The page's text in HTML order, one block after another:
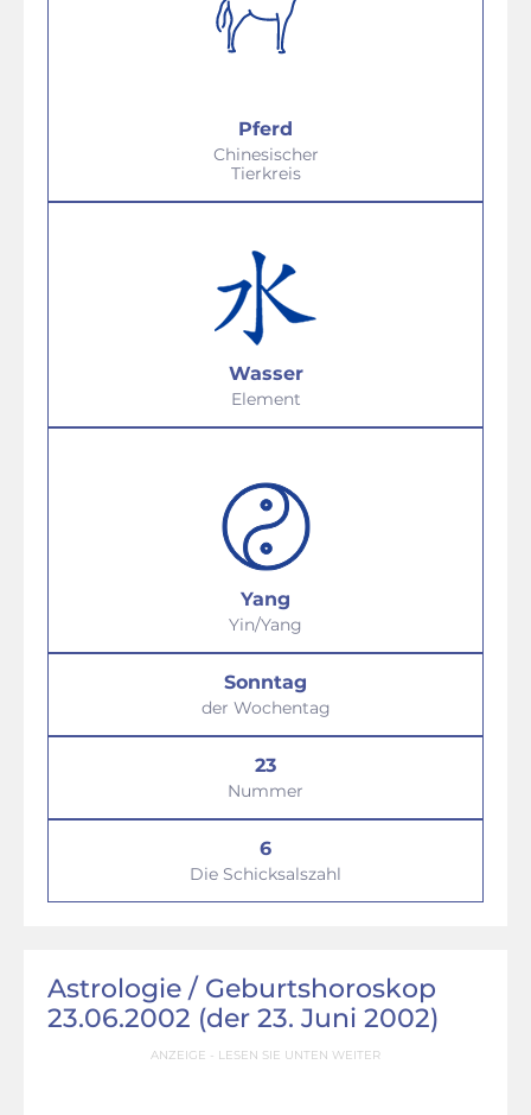
Pferd
Chinesischer
Tierkreis
Wasser
Element
Yang
Yin/Yang
Sonntag
der Wochentag
23
Nummer
6
Die Schicksalszahl
Astrologie / Geburtshoroskop
23.06.2002 (der 23. Juni 2002)
ANZEIGE - LESEN SIE UNTEN WEITER